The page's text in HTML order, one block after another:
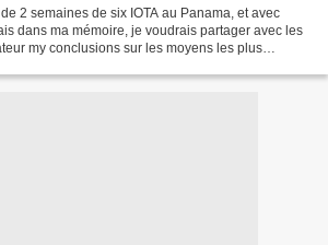
2 semaines de six IOTA au Panama, et avec
dans ma mémoire, je voudrais partager avec les
my conclusions sur les moyens les plus